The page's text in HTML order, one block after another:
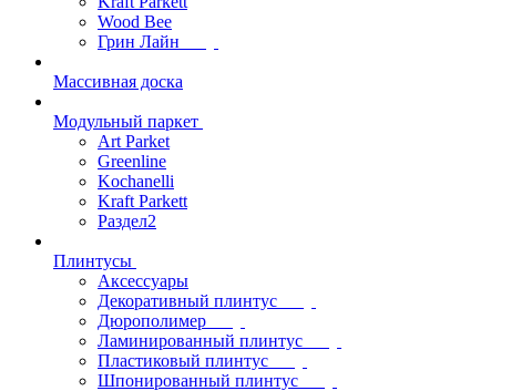
Wood Bee
Грин Лайн
Массивная доска
Модульный паркет
Art Parket
Greenline
Kochanelli
Kraft Parkett
Раздел2
Плинтусы
Аксессуары
Декоративный плинтус
Дюрополимер
Ламинированный плинтус
Пластиковый плинтус
Шпонированный плинтус